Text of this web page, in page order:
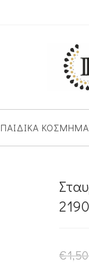
ΠΑΙΔΙΚΑ
€